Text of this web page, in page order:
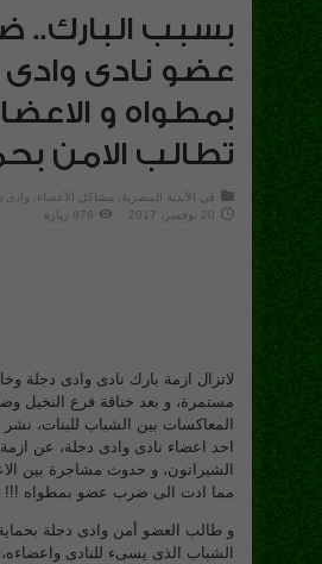
بسبب البارك..
عضو نادى
بمطواه و
تطالب الامن
في الأندية المصرية مشاكل الأعضاء
وادى
20 نوفمبر، 2017
876 زيارة
لاتزال ازمة بارك نادى وادى دجلة
مستمرة، و بعد خناقة فرع
المعاكسات بين الشباب للبنات، نشر
احد اعضاء نادى وادى دجلة، عن
الشيراتون، و حدوث مشاجرة بين
مما ادت الى ضرب عضو بمطواه !!!
و طالب العضو أمن وادى دجلة
الشباب الذى يسىء للنادى واعضاءه،